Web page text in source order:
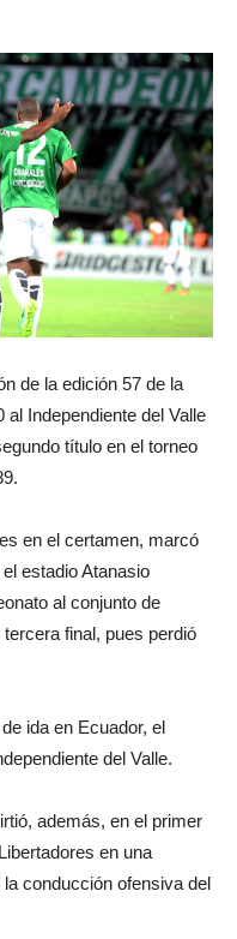
de la edición 57 de la
Independiente del Valle
título en el torneo
en el certamen, marcó
estadio Atanasio
al conjunto de
final, pues perdió
ida en Ecuador, el
del Valle.
además, en el primer
en una
conducción ofensiva del